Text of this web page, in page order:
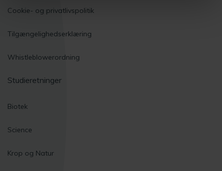
Cookie- og privatlivspolitik
Tilgængelighedserklæring
Whistleblowerordning
Studieretninger
Biotek
Science
Krop og Natur